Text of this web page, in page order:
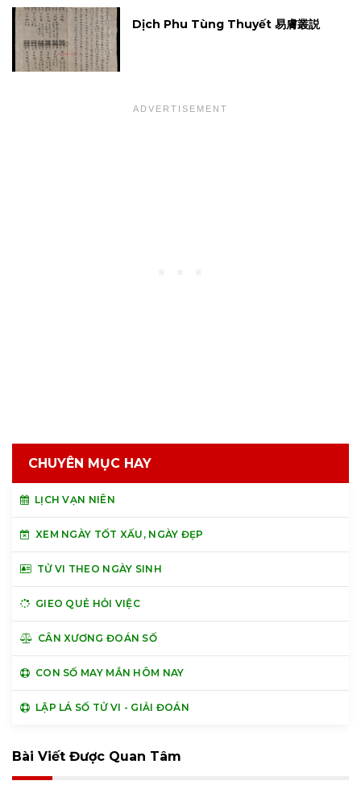
Dịch Phu Tùng Thuyết 易膚叢説
CHUYÊN MỤC HAY
LỊCH VẠN NIÊN
XEM NGÀY TỐT XẤU, NGÀY ĐẸP
TỬ VI THEO NGÀY SINH
GIEO QUẺ HỎI VIỆC
CÂN XƯƠNG ĐOÁN SỐ
CON SỐ MAY MẮN HÔM NAY
LẬP LÁ SỐ TỬ VI - GIẢI ĐOÁN
Bài Viết Được Quan Tâm